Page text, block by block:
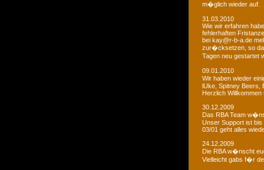
m�glich wieder auf.
31.03.2010
Wie wir erfahren
fehlerhaften
bei kay@r-b-a.de
zur�cksetzen, so
Tagen neu gestartet
09.01.2010
Wir haben wieder
lUke, Spitney Beers,
Herzlich Willkommen
30.12.2009
Das RBA Team
Unser Support ist bis
03/01 geht alles
24.12.2009
Die RBA w�nscht
Vielleicht gabs f�r